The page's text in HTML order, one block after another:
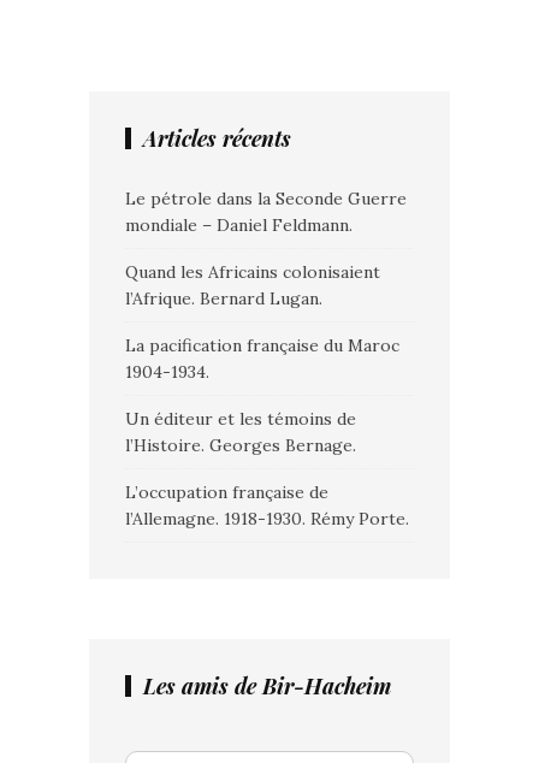
Articles récents
Le pétrole dans la Seconde Guerre
mondiale – Daniel Feldmann.
Quand les Africains colonisaient
l’Afrique. Bernard Lugan.
La pacification française du Maroc
1904-1934.
Un éditeur et les témoins de
l’Histoire. Georges Bernage.
L’occupation française de
l’Allemagne. 1918-1930. Rémy Porte.
Les amis de Bir-Hacheim